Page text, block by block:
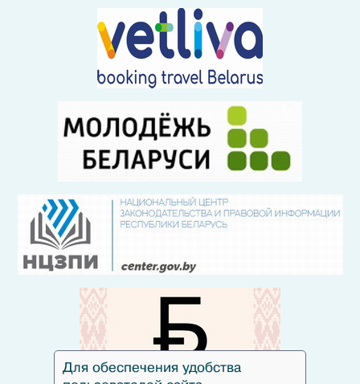
Для обеспечения удобства